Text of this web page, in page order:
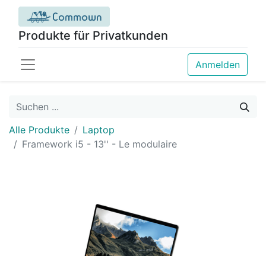
Produkte für Privatkunden
Anmelden
Alle Produkte
Laptop
Framework i5 - 13'' - Le modulaire